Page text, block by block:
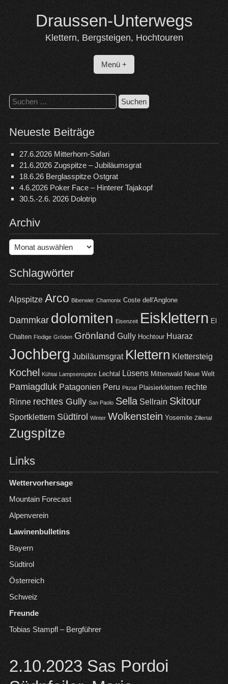
content
Draussen-Unterwegs
Klettern, Bergsteigen, Hochtouren
Menü +
Suchen
nach:
Neueste Beiträge
27.6.2026 Mitterhorn-Safari
21.6.2026 Zugspitze – Jubiläumsgrat
18.6.26 Berglasspitze Ostgrat
4.6.2026 Poker Face – Hinterer Tajakopf
30.5.-2.6. 2026 Dolotrip
Archiv
Archiv
Schlagwörter
Alpspitze Arco Biberwier Chamonix Coste dell'Anglone
Dammkar dolomiten Eisenzeit Eisklettern El
Chalten Flodige Gröden Grönland Gully Hochtour Huaraz
Jochberg Jubiläumsgrat Klettern Klettersteig
Kochel Kühtai Lampsenspitze Lechtal Lüsens Mittenwald Neue Welt
Pamiagdluk Patagonien Peru Pitztal Plaisierklettern rechte
Rinne rechtes Gully San Paolo Sella Sellrain Skitour
Sportklettern Südtirol Winter Wolkenstein Yosemite Zillertal
Zugspitze
Links
Wettervorhersage
Mountain Forecast
Alpenverein
Lawinenbulletins
Bayern
Südtirol
Österreich
Schweiz
Freunde
Tobias Stampfl – Bergführer
2.10.2023 Sas Pordoi